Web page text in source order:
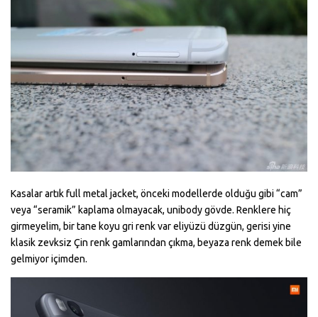
Kasalar artık full metal jacket, önceki modellerde olduğu gibi “cam”
veya “seramik” kaplama olmayacak, unibody gövde. Renklere hiç
girmeyelim, bir tane koyu gri renk var eliyüzü düzgün, gerisi yine
klasik zevksiz Çin renk gamlarından çıkma, beyaza renk demek bile
gelmiyor içimden.